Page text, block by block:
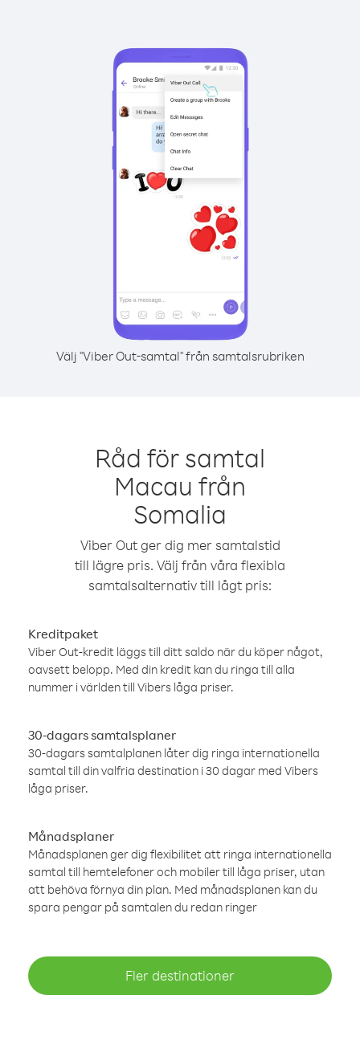
Välj "Viber Out-samtal" från samtalsrubriken
Råd för samtal
Macau från
Somalia
Viber Out ger dig mer samtalstid
till lägre pris. Välj från våra flexibla
samtalsalternativ till lågt pris:
Kreditpaket
Viber Out-kredit läggs till ditt saldo när du köper något,
oavsett belopp. Med din kredit kan du ringa till alla
nummer i världen till Vibers låga priser.
30-dagars samtalsplaner
30-dagars samtalplanen låter dig ringa internationella
samtal till din valfria destination i 30 dagar med Vibers
låga priser.
Månadsplaner
Månadsplanen ger dig flexibilitet att ringa internationella
samtal till hemtelefoner och mobiler till låga priser, utan
att behöva förnya din plan. Med månadsplanen kan du
spara pengar på samtalen du redan ringer
Fler destinationer